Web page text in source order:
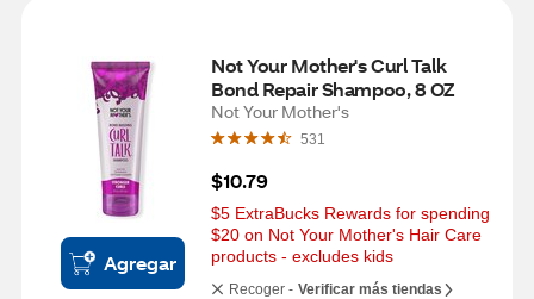
Agregar
Not Your Mother's Curl Talk
Bond Repair Shampoo, 8 OZ
Not Your Mother's
531
$10.79
$5 ExtraBucks Rewards for spending
$20 on Not Your Mother's Hair Care
products - excludes kids
Recoger - Verificar más tiendas